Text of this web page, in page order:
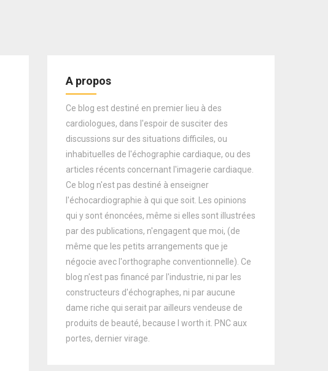
A propos
Ce blog est destiné en premier lieu à des
cardiologues, dans l'espoir de susciter des
discussions sur des situations difficiles, ou
inhabituelles de l'échographie cardiaque, ou des
articles récents concernant l'imagerie cardiaque.
Ce blog n'est pas destiné à enseigner
l'échocardiographie à qui que soit. Les opinions
qui y sont énoncées, même si elles sont illustrées
par des publications, n'engagent que moi, (de
même que les petits arrangements que je
négocie avec l'orthographe conventionnelle). Ce
blog n'est pas financé par l'industrie, ni par les
constructeurs d'échographes, ni par aucune
dame riche qui serait par ailleurs vendeuse de
produits de beauté, because I worth it. PNC aux
portes, dernier virage.